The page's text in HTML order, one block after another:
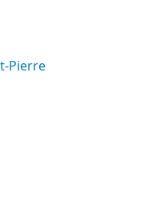
Pierre